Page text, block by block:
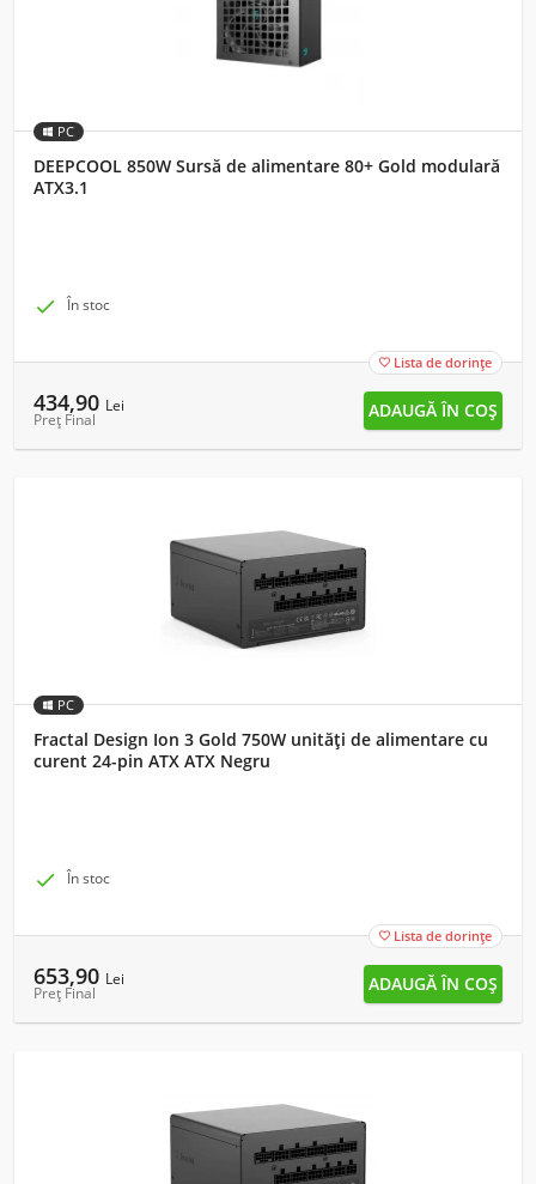
PC
DEEPCOOL 850W Sursă de alimentare 80+ Gold modulară
ATX3.1
 În stoc
 Lista de dorințe
434,90 Lei
Preț Final
PC
Fractal Design Ion 3 Gold 750W unități de alimentare cu
curent 24-pin ATX ATX Negru
 În stoc
 Lista de dorințe
653,90 Lei
Preț Final